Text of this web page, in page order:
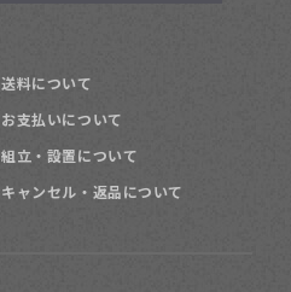
送料について
お支払いについて
組立・設置について
キャンセル・返品について